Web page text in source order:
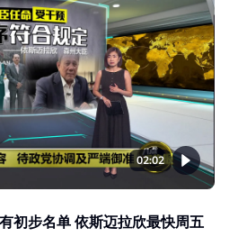
02:02
初步名单 依斯迈拉欣最快周五